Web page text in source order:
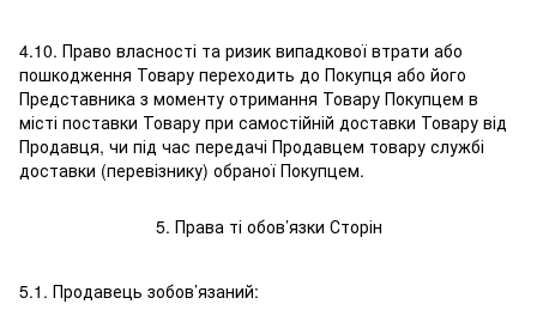
4.10. Право власності та ризик випадкової втрати або
пошкодження Товару переходить до Покупця або його
Представника з моменту отримання Товару Покупцем в
місті поставки Товару при самостійній доставки Товару від
Продавця, чи під час передачі Продавцем товару службі
доставки (перевізнику) обраної Покупцем.
5. Права ті обов’язки Сторін
5.1. Продавець зобов’язаний: